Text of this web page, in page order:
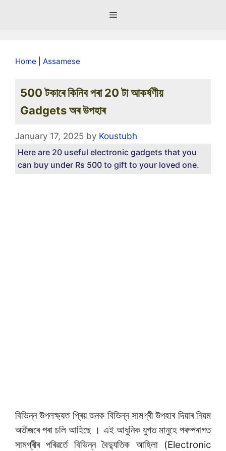
Menu
Home Assamese
500 টকাৰে কিনিব পৰা 20 টা আকৰ্ষণীয়
Gadgets অৰ উপহাৰ
January 17, 2025 by Koustubh
Here are 20 useful electronic gadgets that you
can buy under Rs 500 to gift to your loved one.
বিভিন্ন উপলক্ষ্যত প্ৰিয় জনক বিভিন্ন সামগ্ৰী উপহাৰ দিয়াৰ নিয়ম
অতীজৰে পৰা চলি আহিছে । এই আধুনিক যুগত মানুহে পৰম্পৰাগত
সামগ্ৰীৰ পৰিৱৰ্তে বিভিন্ন বৈদ্যুতিক আহিলা (Electronic